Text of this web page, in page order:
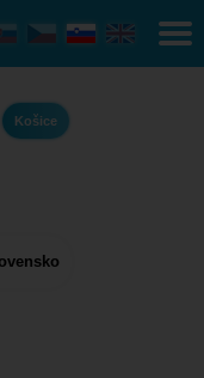
Košice